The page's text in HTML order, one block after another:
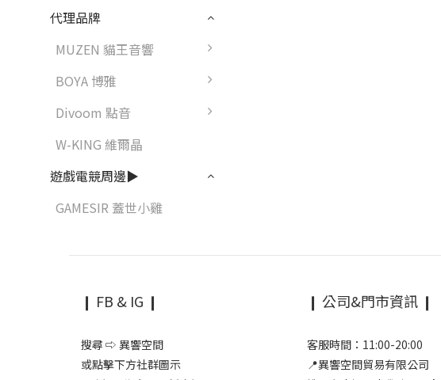
代理品牌
MUZEN 貓王音響
BOYA 博雅
Divoom 點音
W-KING 維爾晶
遊戲電競周邊▶
GAMESIR 蓋世小雞
❙ FB & IG ❙
搜尋 ⇨ 異響空間
或點擊下方社群圖示
❙ 公司&門市資訊 ❙
客服時間：11:00-20:00
📍異響空間貿易有限公司